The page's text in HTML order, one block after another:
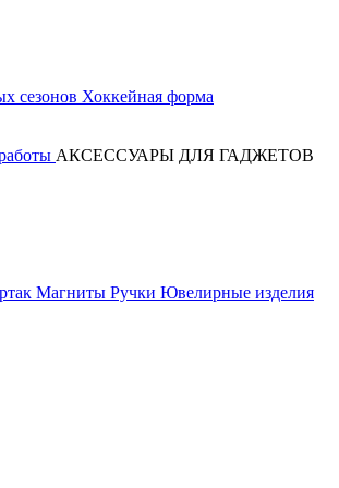
сезонов Хоккейная форма
АКСЕССУАРЫ ДЛЯ ГАДЖЕТОВ
Магниты Ручки Ювелирные изделия